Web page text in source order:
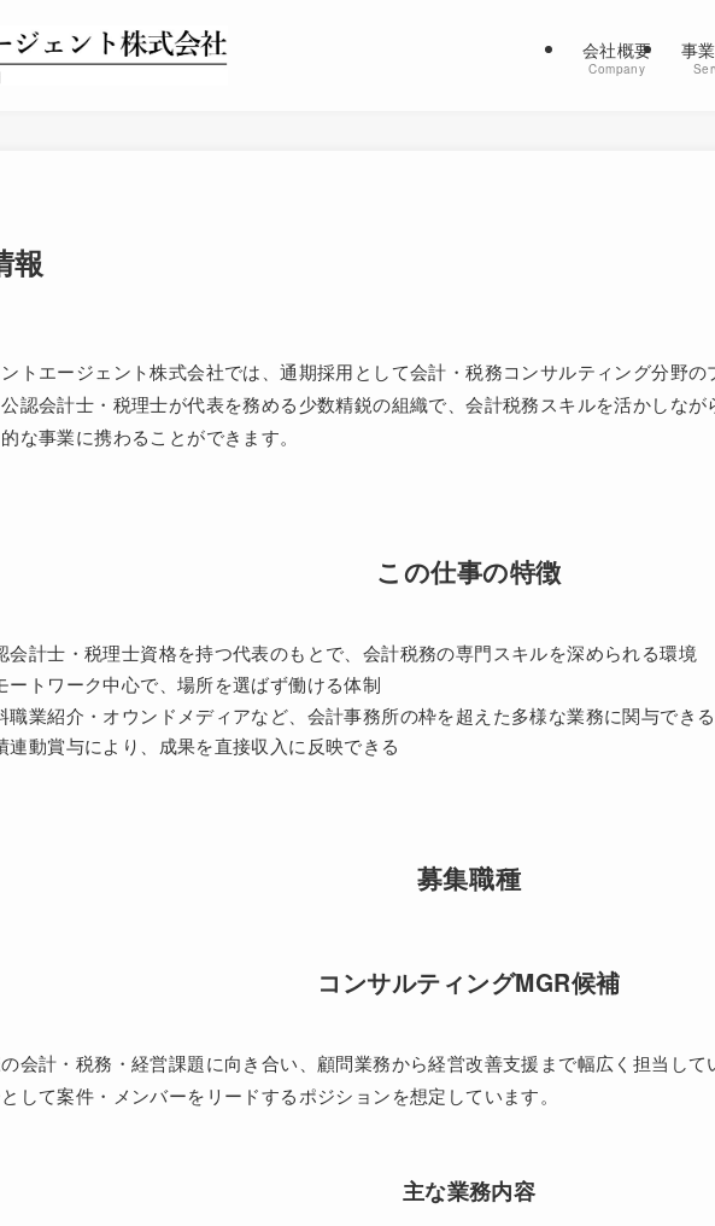
会社概要
Company
事
報
トエージェント株式会社では、通期採用として会計・税務コンサルティング分野
認会計士・税理士が代表を務める少数精鋭の組織で、会計税務スキルを活かしな
な事業に携わることができます。
この仕事の特徴
会計士・税理士資格を持つ代表のもとで、会計税務の専門スキルを深められる環境
ートワーク中心で、場所を選ばず働ける体制
職業紹介・オウンドメディアなど、会計事務所の枠を超えた多様な業務に関与できる
連動賞与により、成果を直接収入に反映できる
募集職種
コンサルティングMGR候補
会計・税務・経営課題に向き合い、顧問業務から経営改善支援まで幅広く担当し
して案件・メンバーをリードするポジションを想定しています。
主な業務内容